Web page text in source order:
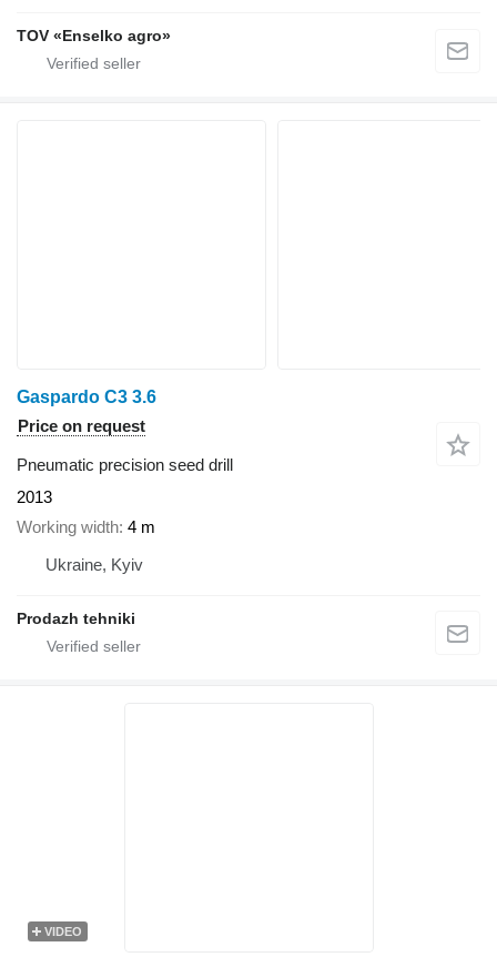
TOV «Enselko agro»
Gaspardo C3 3.6
Price on request
Pneumatic precision seed drill
2013
Working width 4 m
Ukraine, Kyiv
Prodazh tehniki
VIDEO